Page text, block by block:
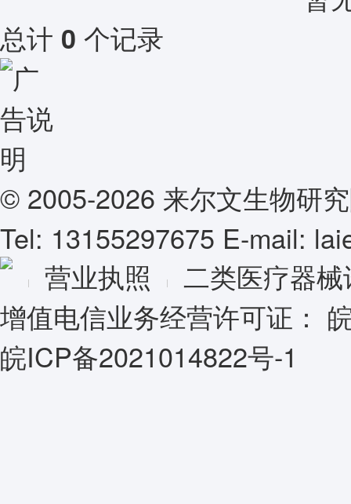
总计 0 个记录
© 2005-2026 来尔文生物研
Tel: 13155297675 E-mail:
营业执照
二类医疗器
增值电信业务经营许可证：
皖ICP备2021014822号-1